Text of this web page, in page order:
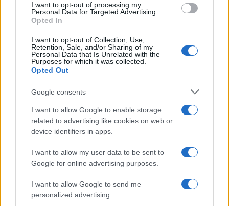
consent section.
I want to opt-out of processing my
Personal Data for Targeted Advertising.
Opted In
I want to opt-out of Collection, Use,
Retention, Sale, and/or Sharing of my
Personal Data that Is Unrelated with the
Purposes for which it was collected.
Opted Out
Google consents
I want to allow Google to enable storage
related to advertising like cookies on web or
device identifiers in apps.
I want to allow my user data to be sent to
Google for online advertising purposes.
I want to allow Google to send me
personalized advertising.
CHI
SIAMO
PARTNERSHIP E
ACCREDITAMENTI